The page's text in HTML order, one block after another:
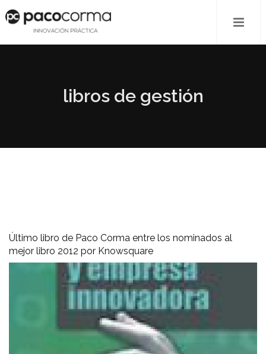
libros de gestión
Último libro de Paco Corma entre los nominados al
mejor libro 2012 por Knowsquare